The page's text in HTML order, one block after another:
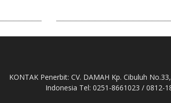
KONTAK Penerbit: CV. DAMAH Kp. Cibuluh
Indonesia Tel: 0251-8661023 / 0812-